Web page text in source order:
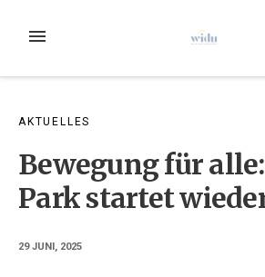
InhaltMENÜ
AKTUELLES
Bewegung für
Park startet
29 JUNI, 2025